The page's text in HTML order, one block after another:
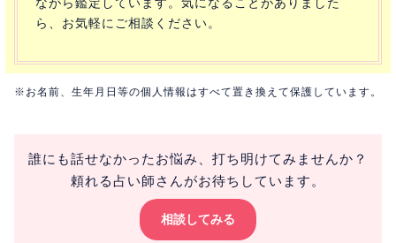
ら、お気軽にご相談ください。
※お名前、生年月日等の個人情報はすべて置き換えて保護しています。
誰にも話せなかったお悩み、打ち明けてみませんか？
頼れる占い師さんがお待ちしています。
相談してみる